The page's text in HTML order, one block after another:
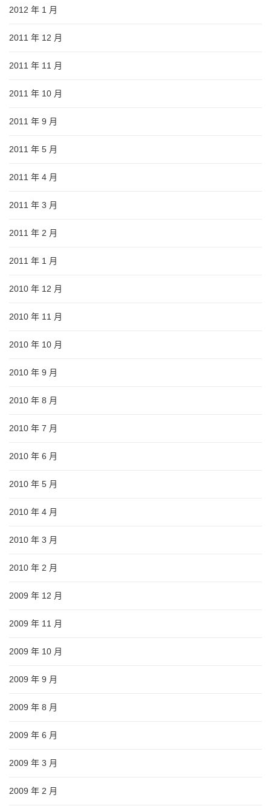
2012 年 1 月
2011 年 12 月
2011 年 11 月
2011 年 10 月
2011 年 9 月
2011 年 5 月
2011 年 4 月
2011 年 3 月
2011 年 2 月
2011 年 1 月
2010 年 12 月
2010 年 11 月
2010 年 10 月
2010 年 9 月
2010 年 8 月
2010 年 7 月
2010 年 6 月
2010 年 5 月
2010 年 4 月
2010 年 3 月
2010 年 2 月
2009 年 12 月
2009 年 11 月
2009 年 10 月
2009 年 9 月
2009 年 8 月
2009 年 6 月
2009 年 3 月
2009 年 2 月